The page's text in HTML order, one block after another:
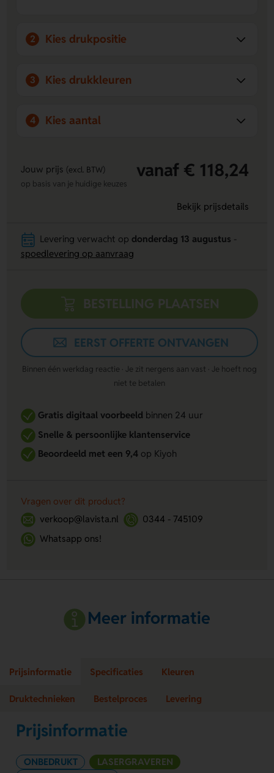
2 Kies drukpositie
3 Kies drukkleuren
4 Kies aantal
Jouw prijs (excl. BTW) vanaf € 118,24
op basis van je huidige keuzes
Bekijk prijsdetails
Levering verwacht op donderdag 13 augustus
spoedlevering op aanvraag
BESTELLING PLAATSEN
EERST OFFERTE ONTVANGEN
Binnen één werkdag reactie · Je zit nergens aan vast · Je hoeft nog
niet te betalen
Gratis digitaal voorbeeldbinnen 24 uur
Snelle & persoonlijke klantenservice
Beoordeeld met een 9,4op Kiyoh
Vragen over dit product?
verkoop@lavista.nl
0344 - 745109
Whatsapp ons!
Meer informatie
Prijsinformatie Specificaties Kleuren
Druktechnieken Bestelproces Levering
Prijsinformatie
ONBEDRUKT
LASERGRAVEREN